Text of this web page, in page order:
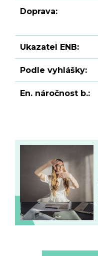
Doprava:
Ukazatel ENB:
Podle vyhlášky:
En. náročnost b.: